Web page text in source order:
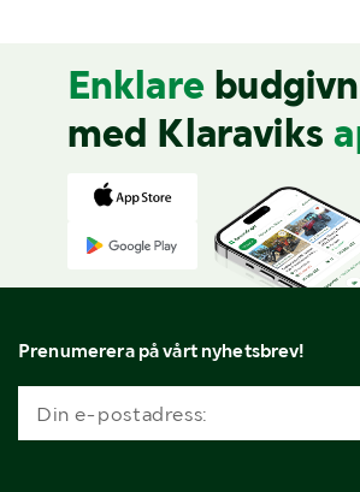
Enklare
med Klaraviks
Prenumerera på vårt nyhetsbrev!